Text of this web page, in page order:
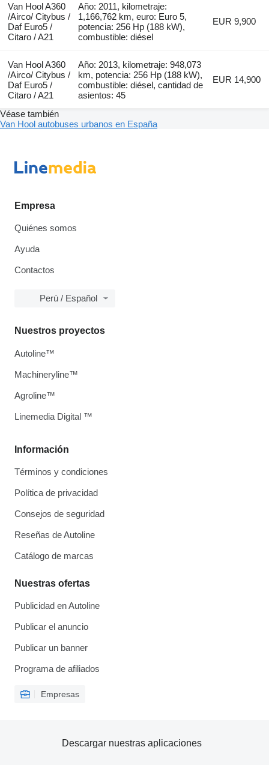
Van Hool A360
/Airco/ Citybus /
Daf Euro5 /
Citaro / A21
Año: 2011, kilometraje:
1,166,762 km, euro: Euro 5,
potencia: 256 Hp (188 kW),
combustible: diésel
EUR 9,900
Van Hool A360
/Airco/ Citybus /
Daf Euro5 /
Citaro / A21
Año: 2013, kilometraje: 948,073
km, potencia: 256 Hp (188 kW),
combustible: diésel, cantidad de
asientos: 45
EUR 14,900
Véase también
Van Hool autobuses urbanos en España
Empresa
Quiénes somos
Ayuda
Contactos
Perú / Español
Información
Términos y condiciones
Política de privacidad
Consejos de seguridad
Reseñas de Autoline
Catálogo de marcas
Nuestras ofertas
Publicidad en Autoline
Publicar el anuncio
Publicar un banner
Programa de afiliados
Empresas
Nuestros proyectos
Autoline™
Machineryline™
Agroline™
Linemedia Digital ™
Descargar nuestras aplicaciones